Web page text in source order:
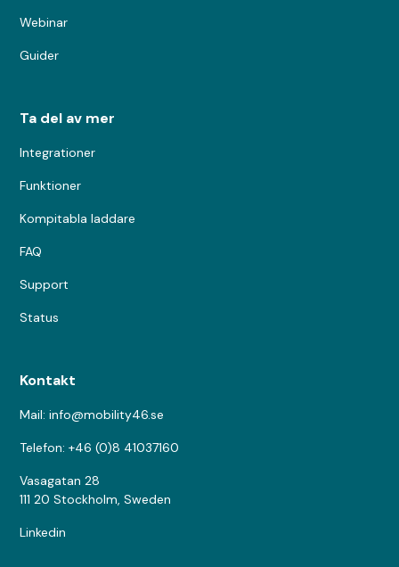
Webinar
Guider
Ta del av mer
Integrationer
Funktioner
Kompitabla laddare
FAQ
Support
Status
Kontakt
Mail: info@mobility46.se
Telefon: +46 (0)8 41037160
Vasagatan 28
111 20 Stockholm, Sweden
Linkedin